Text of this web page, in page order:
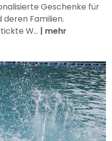
Geschenke für
Familien.
W... | mehr